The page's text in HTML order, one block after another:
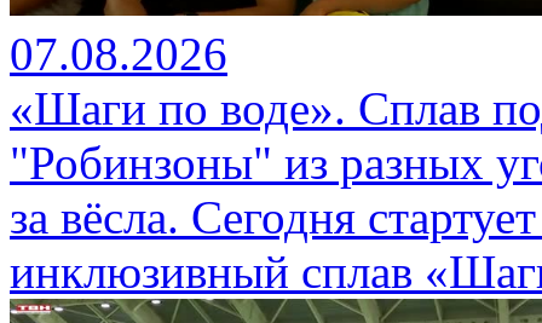
07.08.2026
«Шаги по воде». Сплав
"Робинзоны" из разных
за вёсла. Сегодня
инклюзивный сплав